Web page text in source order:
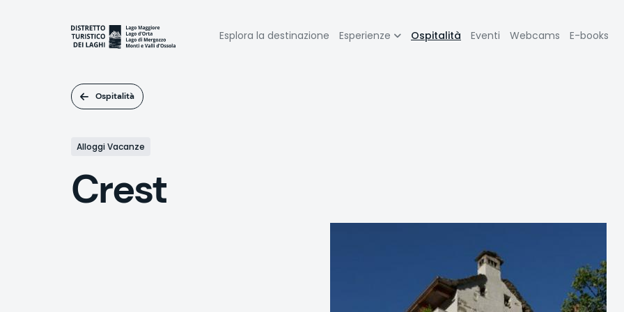
Navigazione
Esplora la destinazione Esperienze Ospitalità Eventi Webcams E-books
Ospitalità
Alloggi Vacanze
Crest